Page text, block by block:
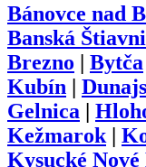
Bánovce nad
Banská
Brezno | Bytča
Kubín |
Gelnica |
Kežmarok |
Kysucké Nové